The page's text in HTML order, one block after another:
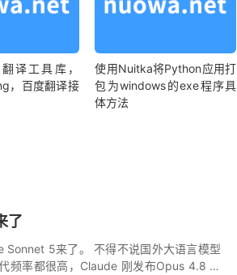
译工具库，
，百度翻译接
使用Nuitka将Python应用打
包为windows的exe程序具
体方法
了
5来了。 不得不说国外大语言模型
频率都很高，Claude 刚发布Opus 4.8 不